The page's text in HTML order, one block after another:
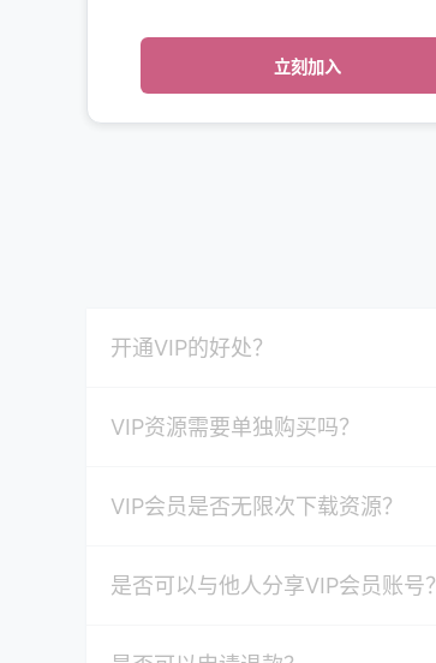
立刻加入
开通VIP的好处？
VIP资源需要单独购买吗？
VIP会员是否无限次下载资源？
是否可以与他人分享VIP会员账号？